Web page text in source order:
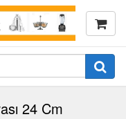
24 Cm